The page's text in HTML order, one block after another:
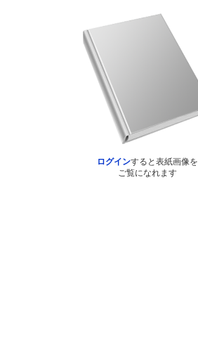
ログインすると表紙画像を
ご覧になれます